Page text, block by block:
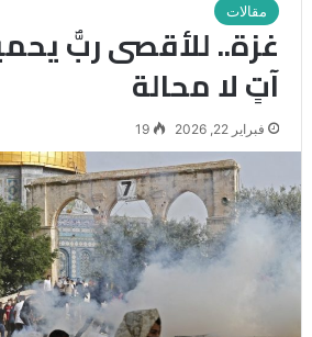
مقالات
غزة.. للأقصى ربٌّ
آتٍ لا محالة
فبراير 22, 2026 19